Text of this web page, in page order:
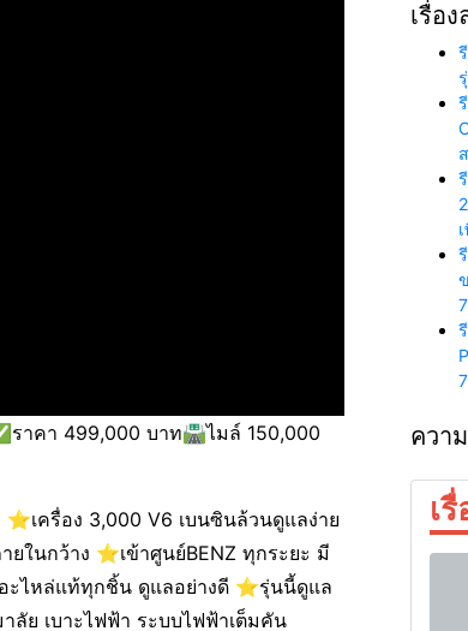
ราคา 499,000 บาท🛣️ไมล์ 150,000
เครื่อง 3,000 V6 เบนซินล้วนดูแลง่าย
ในกว้าง ⭐️เข้าศูนย์BENZ ทุกระยะ มี
ะไหล่แท้ทุกชิ้น ดูแลอย่างดี ⭐️รุ่นนี้ดูแล
ย เบาะไฟฟ้า ระบบไฟฟ้าเต็มคัน
เรื่อ
ควา
เ